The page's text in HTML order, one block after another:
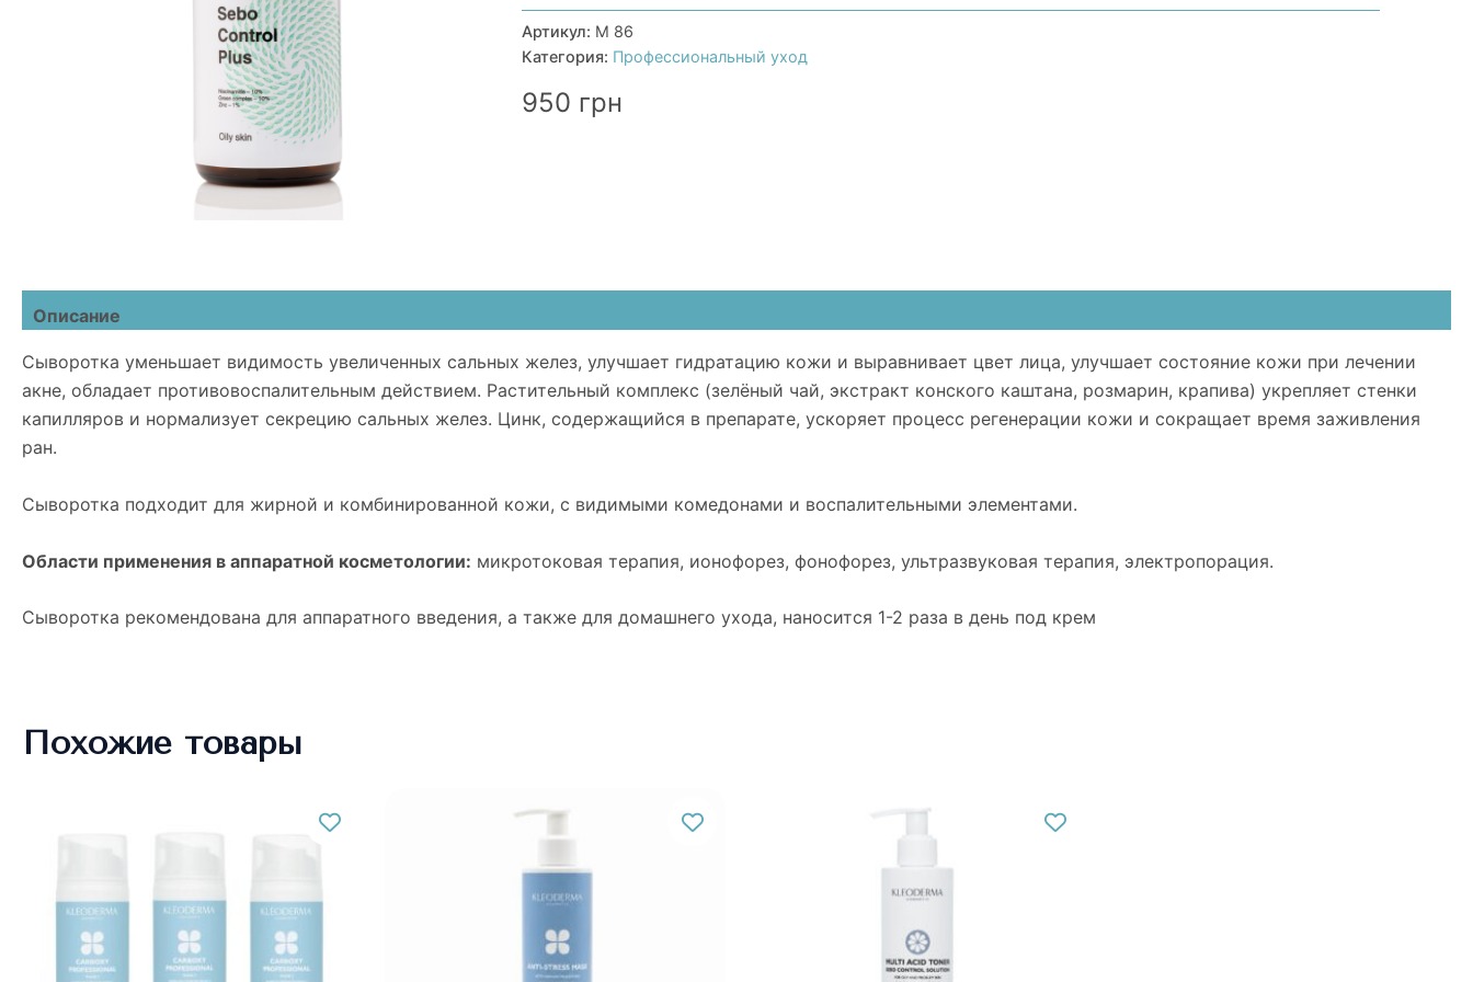
с
ниацинамидом,
цинком
РСА,
экстрактами
Артикул: М 86
Категория: Профессиональный уход
950 грн
Описание
Сыворотка уменьшает видимость увеличенных сальных желез, улучшает гидратацию кожи и выравнивает цвет лица, улучшает состояние кожи при лечении
акне, обладает противовоспалительным действием. Растительный комплекс (зелёный чай, экстракт конского каштана, розмарин, крапива) укрепляет стенки
капилляров и нормализует секрецию сальных желез. Цинк, содержащийся в препарате, ускоряет процесс регенерации кожи и сокращает время заживления
ран.
Сыворотка подходит для жирной и комбинированной кожи, с видимыми комедонами и воспалительными элементами.
Области применения в аппаратной косметологии: микротоковая терапия, ионофорез, фонофорез, ультразвуковая терапия, электропорация.
Сыворотка рекомендована для аппаратного введения, а также для домашнего ухода, наносится 1-2 раза в день под крем
Похожие товары